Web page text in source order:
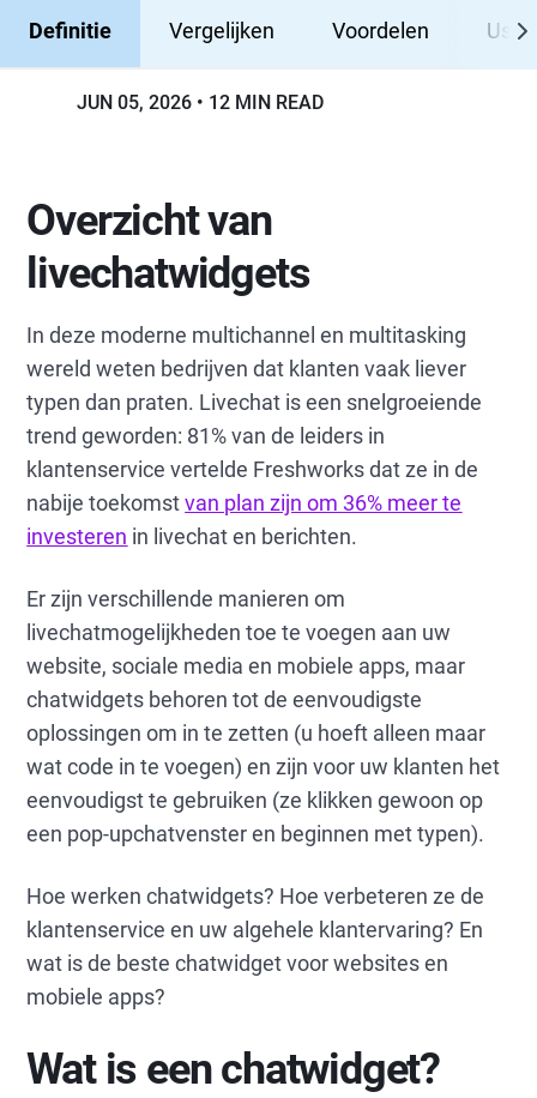
Definitie Vergelijken Voordelen Use
JUN 05, 2026 12 MIN READ
Overzicht van
livechatwidgets
In deze moderne multichannel en multitasking
wereld weten bedrijven dat klanten vaak liever
typen dan praten. Livechat is een snelgroeiende
trend geworden: 81% van de leiders in
klantenservice vertelde Freshworks dat ze in de
nabije toekomstvan plan zijn om 36% meer te
investeren in livechat en berichten.
Er zijn verschillende manieren om
livechatmogelijkheden toe te voegen aan uw
website, sociale media en mobiele apps, maar
chatwidgets behoren tot de eenvoudigste
oplossingen om in te zetten (u hoeft alleen maar
wat code in te voegen) en zijn voor uw klanten het
eenvoudigst te gebruiken (ze klikken gewoon op
een pop-upchatvenster en beginnen met typen).
Hoe werken chatwidgets? Hoe verbeteren ze de
klantenservice en uw algehele klantervaring? En
wat is de beste chatwidget voor websites en
mobiele apps?
Wat is een chatwidget?